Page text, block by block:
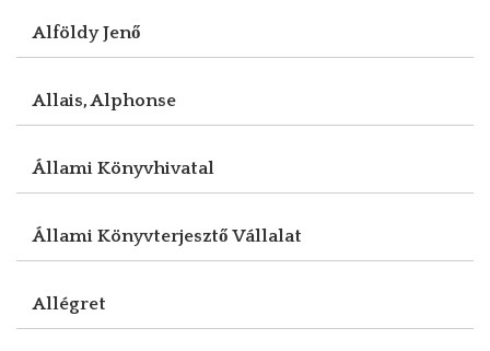
Alföldy Jenő
Allais, Alphonse
Állami Könyvhivatal
Állami Könyvterjesztő Vállalat
Allégret